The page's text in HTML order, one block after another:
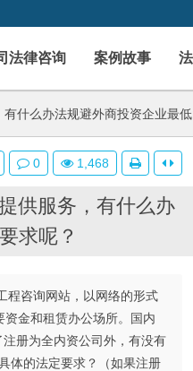
法律咨询 案例故事
什么办法规避外商投资企业最
供服务，有什么办
求呢？
程咨询网站，以网络的形式
金和租赁办公场所。国内
册为全内资公司外，有没有
体的法定要求？（如果注册
0 1,468